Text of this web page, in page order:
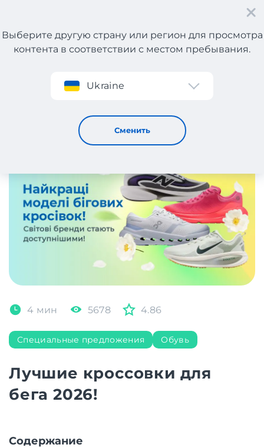
Регистрация
Выберите другую страну или регион для просмотра
контента в соответствии с местом пребывания.
Ukraine
Сменить
Лучшие кроссовки для бега 2026!
4 мин 5678 4.86
Специальные предложения Обувь
Лучшие кроссовки для
бега 2026!
Содержание